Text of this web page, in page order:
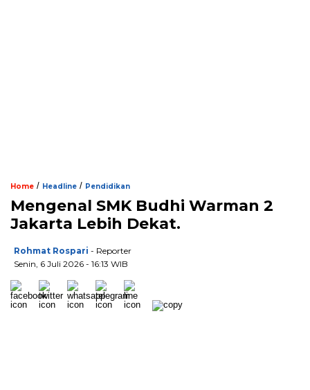
Home / Headline / Pendidikan
Mengenal SMK Budhi Warman 2
Jakarta Lebih Dekat.
Rohmat Rospari - Reporter
Senin, 6 Juli 2026 - 16:13 WIB